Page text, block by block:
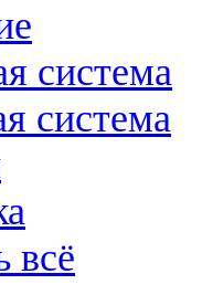
система
система
всё